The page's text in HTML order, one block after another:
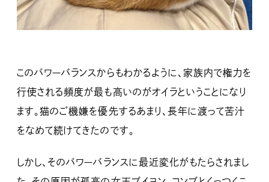
このパワーバランスからもわかるように、家族内で権力を
行使される頻度が最も高いのがオイラということになり
ます。猫のご機嫌を優先するあまり、長年に渡って苦汁
をなめて続けてきたのです。
しかし、そのパワーバランスに最近変化がもたらされまし